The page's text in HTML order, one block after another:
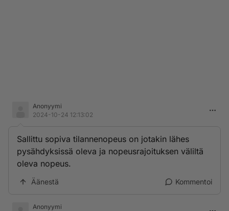
Anonyymi
2024-10-24 12:13:02
Sallittu sopiva tilannenopeus on jotakin lähes
pysähdyksissä oleva ja nopeusrajoituksen väliltä
oleva nopeus.
Äänestä Kommentoi
Anonyymi